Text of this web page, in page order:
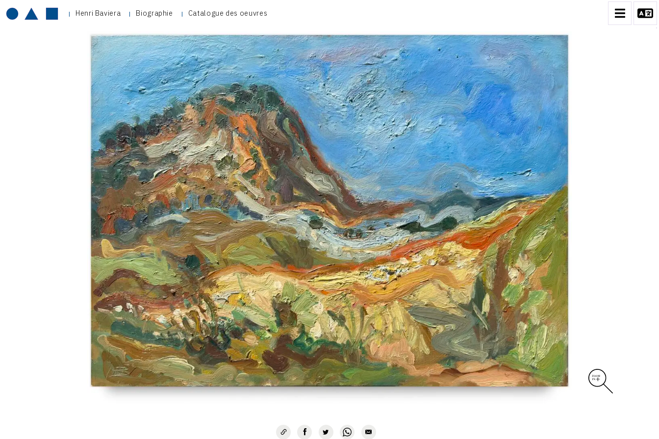
Henri Baviera Biographie Catalogue des oeuvresCATALOGUE DES OEUVRES
TOME 2 : GRAVURES
CONTACT